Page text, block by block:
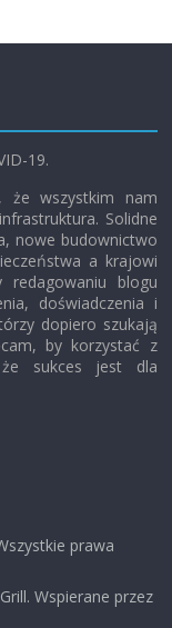
19.
że wszystkim nam
Solidne
nowe budownictwo
a krajowi
redagowaniu blogu
doświadczenia i
dopiero szukają
by korzystać z
sukces jest dla
prawa
Wspierane przez